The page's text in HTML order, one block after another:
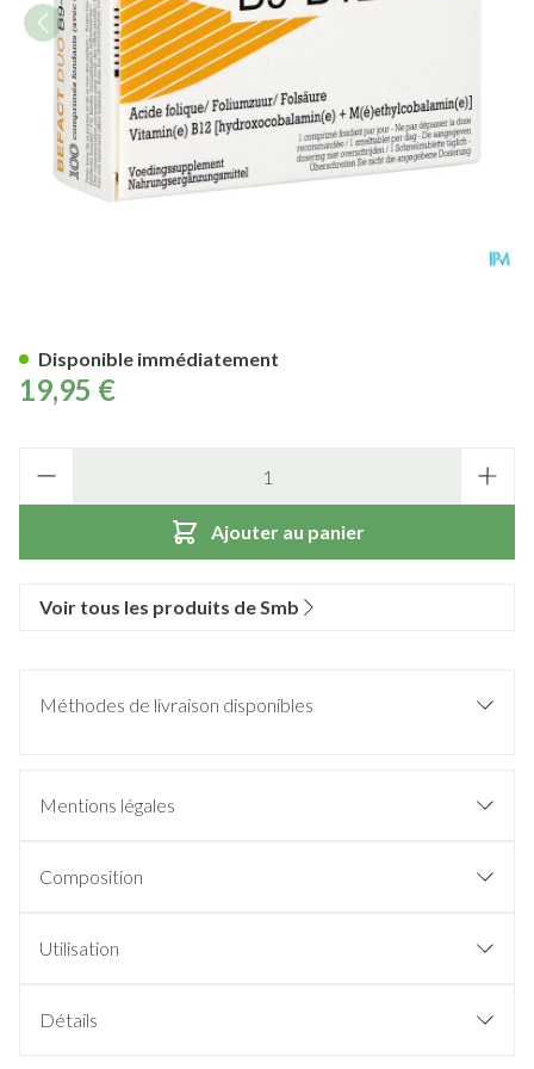
19,95 €
Ajouter au panier
Disponible immédiatement
Voir tous les produits de Smb
Méthodes de livraison disponibles
Mentions légales
Composition
Utilisation
Détails